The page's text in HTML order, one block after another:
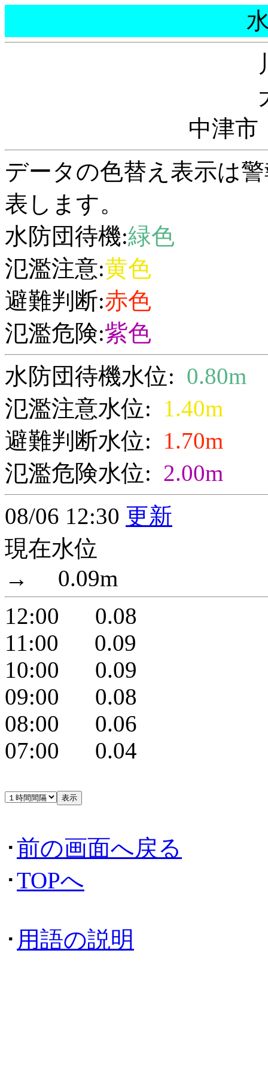
中津
データの色替え表示は
表します。
水防団待機:緑色
氾濫注意:黄色
避難判断:赤色
氾濫危険:紫色
水防団待機水位: 0.80m
氾濫注意水位: 1.40m
避難判断水位: 1.70m
氾濫危険水位: 2.00m
08/06 12:30 更新
現在水位
→ 0.09m
12:00 0.08
11:00 0.09
10:00 0.09
09:00 0.08
08:00 0.06
07:00 0.04
･前の画面へ戻る
･TOPへ
･ 用語の説明